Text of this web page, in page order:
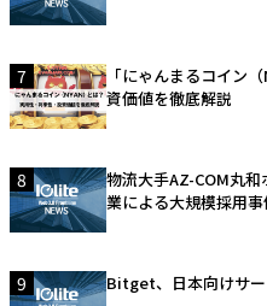
7
「にゃんまるコイン
資価値を徹底解説
8
物流大手AZ-COM丸
業による大規模採用
9 Bitget、日本向けサ